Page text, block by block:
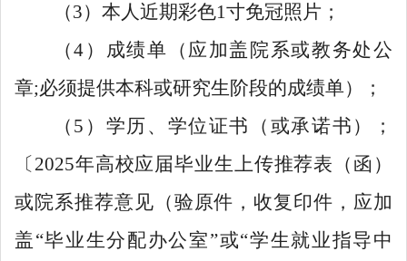
（3）本人近期彩色1寸免冠照片；
（4）成绩单（应加盖院系或教务处公
章;必须提供本科或研究生阶段的成绩单）；
（5）学历、学位证书（或承诺书）；
〔2025年高校应届毕业生上传推荐表（函）
或院系推荐意见（验原件，收复印件，应加
盖“毕业生分配办公室”或“学生就业指导中